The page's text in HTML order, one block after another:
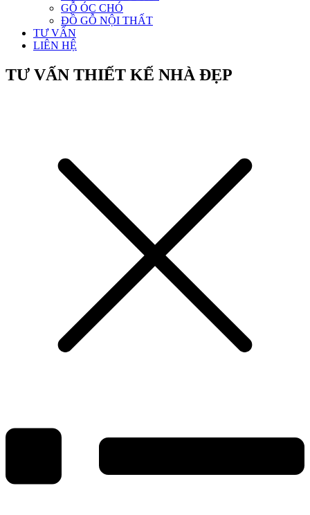
GỖ ÓC CHÓ
ĐỒ GỖ NỘI THẤT
TƯ VẤN
LIÊN HỆ
TƯ VẤN THIẾT KẾ NHÀ ĐẸP